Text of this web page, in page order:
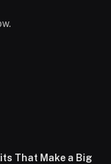
That Make a Big